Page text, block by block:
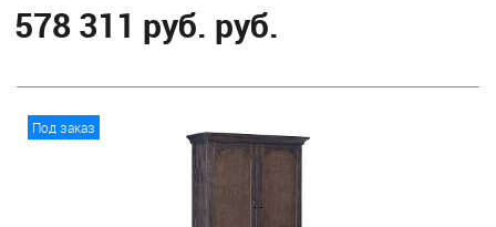
578 311 руб. руб.
Eastern King
Под заказ